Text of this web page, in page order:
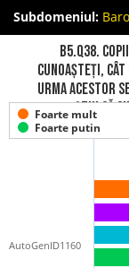
Subdomeniul:
cunoașteți, cât
urma acestor
știu să
Foarte mult
Foarte putin
AutoGenID1160